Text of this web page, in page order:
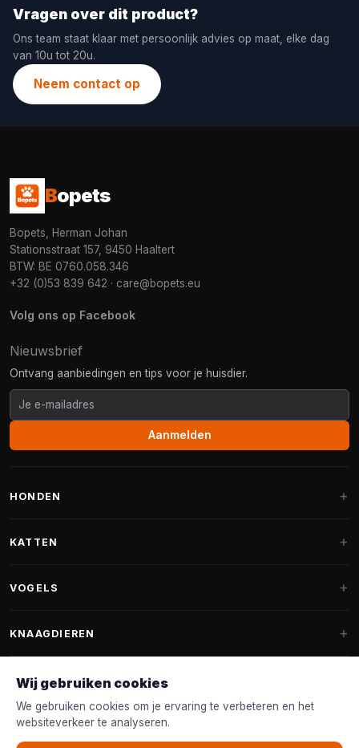
Vragen over dit product?
Ons team staat klaar met persoonlijk advies op maat, elke dag
van 10u tot 20u.
Neem contact op
Bopets
Bopets, Herman Johan
Stationsstraat 157, 9450 Haaltert
BTW: BE 0760.058.346
+32 (0)53 839 642 · care@bopets.eu
Volg ons op Facebook
Nieuwsbrief
Ontvang aanbiedingen en tips voor je huisdier.
Aanmelden
HONDEN
Fantail hondenmanden
Hondenspeelgoed
Halsband & Lijn
Shampoo & Verzorging
KATTEN
Krabpalen voor Maine Coon
Kattenmanden
VOGELS
Vogelvoer binnenvogels
Voederhuisjes
Nestkastjes & Nesting
Tuinvogelvoer
KNAAGDIEREN
Knaagdierenvoer
Accessoires
KLANTENSERVICE
Wij gebruiken cookies
We gebruiken cookies om je ervaring te verbeteren en het
websiteverkeer te analyseren.